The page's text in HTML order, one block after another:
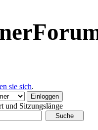
sie sich.
und Sitzungslänge